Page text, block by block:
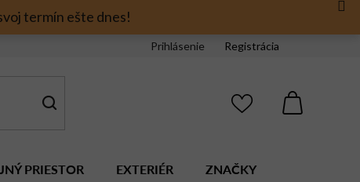
termín ešte dnes!
Prihlásenie Registrácia
PRIESTOR EXTERIÉR ZNAČKY